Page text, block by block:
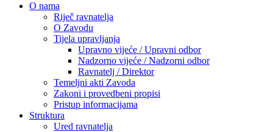
O nama
Riječ ravnatelja
O Zavodu
Tijela upravljanja
Upravno vijeće / Upravni odbor
Nadzorno vijeće / Nadzorni odbor
Ravnatelj / Direktor
Temeljni akti Zavoda
Zakoni i provedbeni propisi
Pristup informacijama
Struktura
Ured ravnatelja